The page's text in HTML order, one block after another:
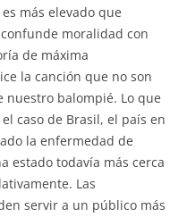
más elevado que
moralidad con
de máxima
la canción que no son
nuestro balompié. Lo que
caso de Brasil, el país en
la enfermedad de
estado todavía más cerca
Las
servir a un público más